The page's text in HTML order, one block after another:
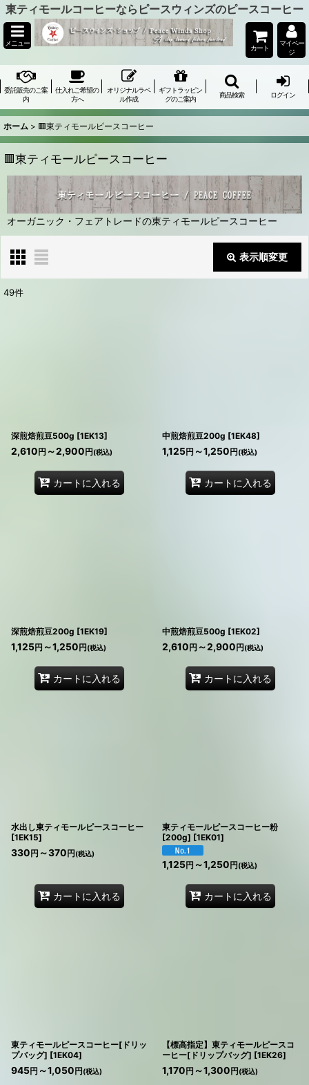
東ティモールコーヒーならピースウィンズのピースコーヒー
メニュー
カート
マイペー
ジ
委託販売のご案
内
仕入れご希望の
方へ
オリジナルラベ
ル作成
ギフトラッピン
グのご案内
商品検索 ログイン
ホーム > 🟥東ティモールピースコーヒー
🟥東ティモールピースコーヒー
オーガニック・フェアトレードの東ティモールピースコーヒー
表示順変更
49件
深煎焙煎豆500g [1EK13]
2,610 円 ～2,900 円 (税込)
カートに入れる
中煎焙煎豆200g [1EK48]
1,125円 ～1,250 円 (税込)
カートに入れる
深煎焙煎豆200g [1EK19]
1,125円 ～1,250 円 (税込)
カートに入れる
中煎焙煎豆500g [1EK02]
2,610 円 ～2,900 円 (税込)
カートに入れる
水出し東ティモールピースコーヒー
[1EK15]
330 円 ～370 円 (税込)
カートに入れる
東ティモールピースコーヒー粉
[200g] [1EK01]
1,125円 ～1,250 円 (税込)
カートに入れる
東ティモールピースコーヒー[ドリッ
プバッグ] [1EK04]
945円 ～1,050 円 (税込)
【標高指定】東ティモールピースコ
ーヒー[ドリップバッグ] [1EK26]
1,170 円 ～1,300 円 (税込)